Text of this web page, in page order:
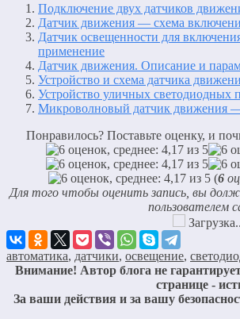
Подключение двух датчиков
Датчик движения — схема
Датчик освещенности для
применение
Датчик движения. Описание и
Устройство и схема датчика
Устройство уличных светодиодных
Микроволновый датчик движения
Понравилось? Поставьте оценку, и
(6
Для того чтобы оценить запись, вы
пользователем
автоматика, датчики, освещение,
Внимание! Автор блога не
странице -
За ваши действия и за вашу